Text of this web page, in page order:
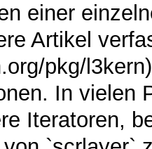
einer
Artikel
pkg/
In vielen
Iteratoren,